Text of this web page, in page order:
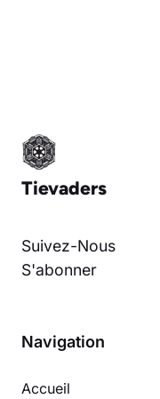
Tievaders
Suivez-Nous
S'abonner
Navigation
Accueil